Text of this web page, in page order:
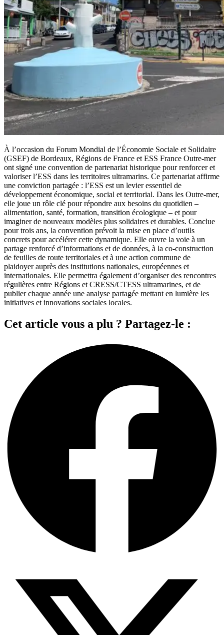
À l’occasion du Forum Mondial de l’Économie Sociale et Solidaire
(GSEF) de Bordeaux, Régions de France et ESS France Outre-mer
ont signé une convention de partenariat historique pour renforcer et
valoriser l’ESS dans les territoires ultramarins. Ce partenariat affirme
une conviction partagée : l’ESS est un levier essentiel de
développement économique, social et territorial. Dans les Outre-mer,
elle joue un rôle clé pour répondre aux besoins du quotidien –
alimentation, santé, formation, transition écologique – et pour
imaginer de nouveaux modèles plus solidaires et durables. Conclue
pour trois ans, la convention prévoit la mise en place d’outils
concrets pour accélérer cette dynamique. Elle ouvre la voie à un
partage renforcé d’informations et de données, à la co-construction
de feuilles de route territoriales et à une action commune de
plaidoyer auprès des institutions nationales, européennes et
internationales. Elle permettra également d’organiser des rencontres
régulières entre Régions et CRESS/CTESS ultramarines, et de
publier chaque année une analyse partagée mettant en lumière les
initiatives et innovations sociales locales.
Cet article vous a plu ? Partagez-le :